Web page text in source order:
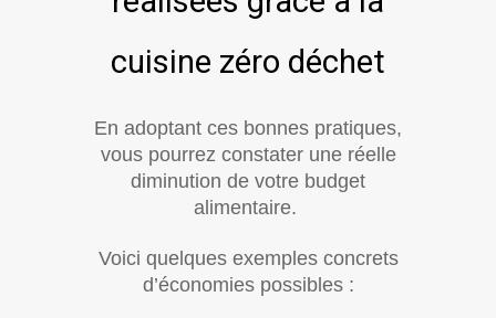
cuisine zéro déchet
En adoptant ces bonnes pratiques,
vous pourrez constater une réelle
diminution de votre budget
alimentaire.
Voici quelques exemples concrets
d’économies possibles :